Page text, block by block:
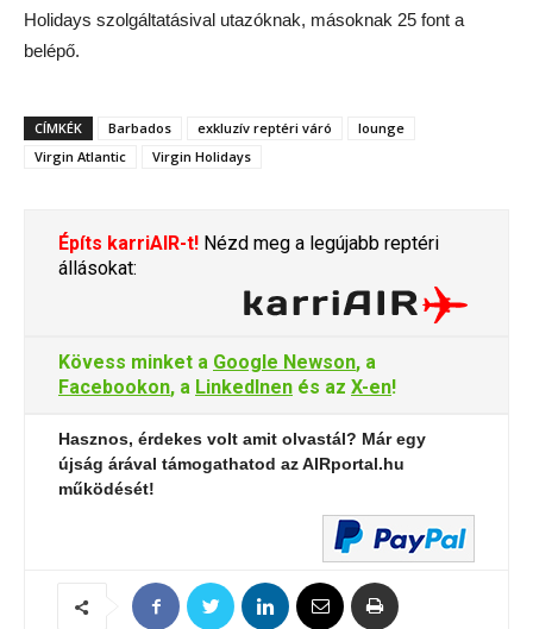
Holidays szolgáltatásival utazóknak, másoknak 25 font a
belépő.
CÍMKÉK Barbados exkluzív reptéri váró
lounge
Virgin Atlantic
Virgin Holidays
Építs karriAIR-t! Nézd meg a legújabb reptéri
állásokat:
Kövess minket a Google Newson, a
Facebookon, a LinkedInen és az X-en!
Hasznos, érdekes volt amit olvastál? Már egy
újság árával támogathatod az AIRportal.hu
működését!